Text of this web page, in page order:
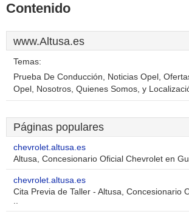
Contenido
www.Altusa.es
Temas:
Prueba De Conducción, Noticias Opel,
Opel, Nosotros, Quienes Somos, y
Páginas populares
chevrolet.altusa.es
Altusa, Concesionario Oficial Chevrolet en
chevrolet.altusa.es
Cita Previa de Taller - Altusa, Concesionario
..